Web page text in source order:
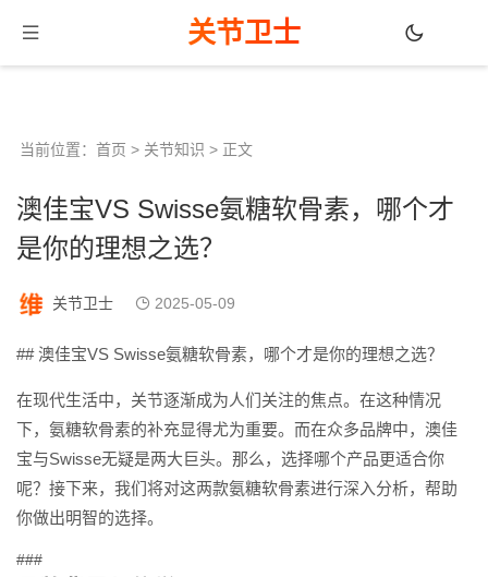
关节卫士
当前位置： 首页 > 关节知识 > 正文
澳佳宝VS Swisse氨糖软骨素，哪个才
是你的理想之选？
关节卫士 2025-05-09
## 澳佳宝VS Swisse氨糖软骨素，哪个才是你的理想之选？
在现代生活中，关节逐渐成为人们关注的焦点。在这种情况
下，氨糖软骨素的补充显得尤为重要。而在众多品牌中，澳佳
宝与Swisse无疑是两大巨头。那么，选择哪个产品更适合你
呢？接下来，我们将对这两款氨糖软骨素进行深入分析，帮助
你做出明智的选择。
###